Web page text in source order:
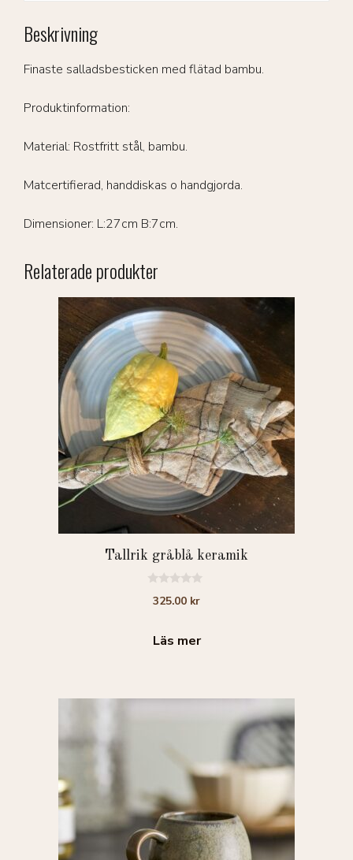
Beskrivning
Finaste salladsbesticken med flätad bambu.
Produktinformation:
Material: Rostfritt stål, bambu.
Matcertifierad, handdiskas o handgjorda.
Dimensioner: L:27cm B:7cm.
Relaterade produkter
Tallrik gråblå keramik
325.00 kr
Läs mer